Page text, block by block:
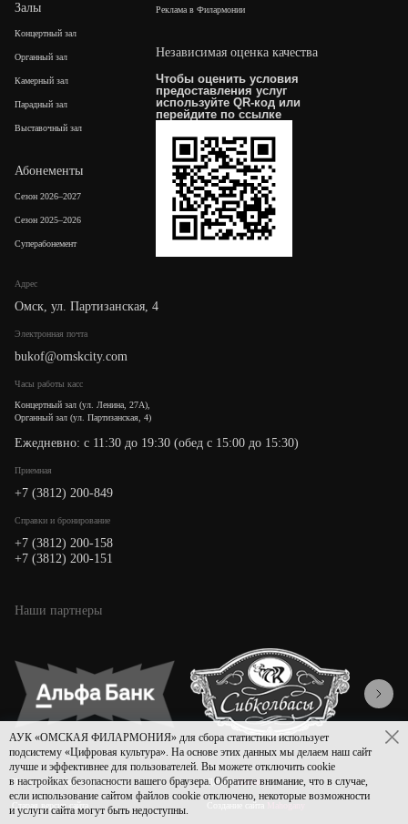
Адрес
Омск, ул. Партизанская, 4
Электронная почта
bukof@omskcity.com
Часы работы касс
Концертный зал (ул. Ленина, 27А),
Органный зал (ул. Партизанская, 4)
Ежедневно: с 11:30 до 19:30 (обед с 15:00 до 15:30)
Приемная
+7 (3812) 200-849
Cправки и бронирование
+7 (3812) 200-158
+7 (3812) 200-151
Залы
Концертный зал
Органный зал
Камерный зал
Парадный зал
Выставочный зал
Абонементы
Сезон 2026–2027
Сезон 2025–2026
Суперабонемент
Реклама в Филармонии
Независимая оценка качества
Чтобы оценить условия
предоставления услуг
используйте QR-код или
перейдите по ссылке
Наши партнеры
Политика конфиденциальности
Старая версия сайта
ДизайнAsmart
Mahogany
АУК «ОМСКАЯ ФИЛАРМОНИЯ» для сбора статистики использует
подсистему «Цифровая культура». На основе этих данных мы делаем наш сайт
лучше и эффективнее для пользователей. Вы можете отключить cookie
в настройках безопасности вашего браузера. Обратите внимание, что в случае,
если использование сайтом файлов cookie отключено, некоторые возможности
и услуги сайта могут быть недоступны.